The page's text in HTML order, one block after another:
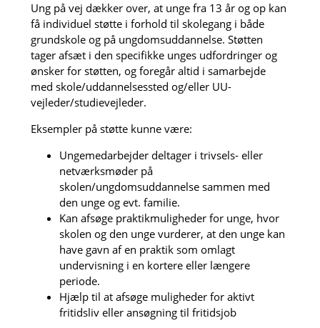
Ung på vej dækker over, at unge fra 13 år og op kan
få individuel støtte i forhold til skolegang i både
grundskole og på ungdomsuddannelse. Støtten
tager afsæt i den specifikke unges udfordringer og
ønsker for støtten, og foregår altid i samarbejde
med skole/uddannelsessted og/eller UU-
vejleder/studievejleder.
Eksempler på støtte kunne være:
Ungemedarbejder deltager i trivsels- eller
netværksmøder på
skolen/ungdomsuddannelse sammen med
den unge og evt. familie.
Kan afsøge praktikmuligheder for unge, hvor
skolen og den unge vurderer, at den unge kan
have gavn af en praktik som omlagt
undervisning i en kortere eller længere
periode.
Hjælp til at afsøge muligheder for aktivt
fritidsliv eller ansøgning til fritidsjob